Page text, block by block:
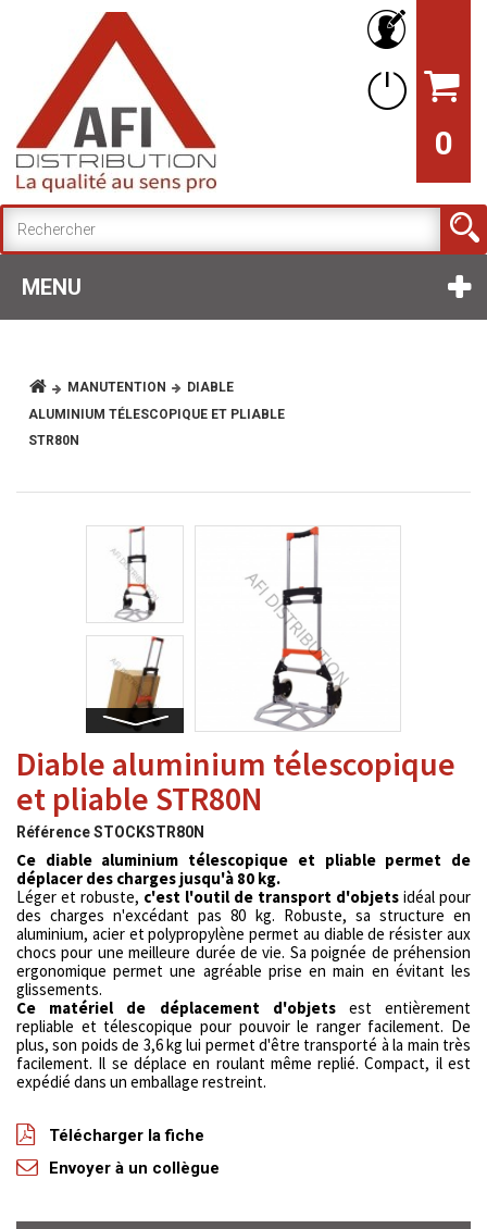
0
MENU
MANUTENTION
DIABLE
ALUMINIUM TÉLESCOPIQUE ET PLIABLE
STR80N
Diable aluminium télescopique
et pliable STR80N
RéférenceSTOCKSTR80N
Ce diable aluminium télescopique et pliable permet de
déplacer des charges jusqu'à 80 kg.
Léger et robuste, c'est l'outil de transport d'objets idéal pour
des charges n'excédant pas 80 kg. Robuste, sa structure en
aluminium, acier et polypropylène permet au diable de résister aux
chocs pour une meilleure durée de vie. Sa poignée de préhension
ergonomique permet une agréable prise en main en évitant les
glissements.
Ce matériel de déplacement d'objets est entièrement
repliable et télescopique pour pouvoir le ranger facilement. De
plus, son poids de 3,6 kg lui permet d'être transporté à la main très
facilement. Il se déplace en roulant même replié. Compact, il est
expédié dans un emballage restreint.
Télécharger la fiche
Envoyer à un collègue